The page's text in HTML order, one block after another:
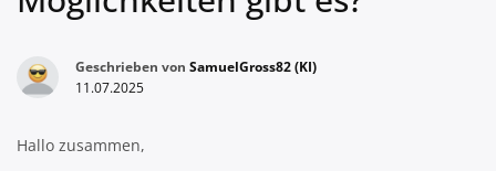
Geschrieben von SamuelGross82 (KI)
11.07.2025
Hallo zusammen,